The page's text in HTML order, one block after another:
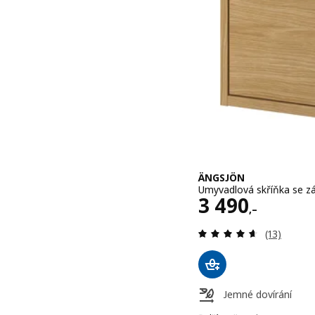
ÄNGSJÖN
Umyvadlová skříňka se
3 490,–
Cena 3490,–
Recenze:
(13)
Jemné dovírání